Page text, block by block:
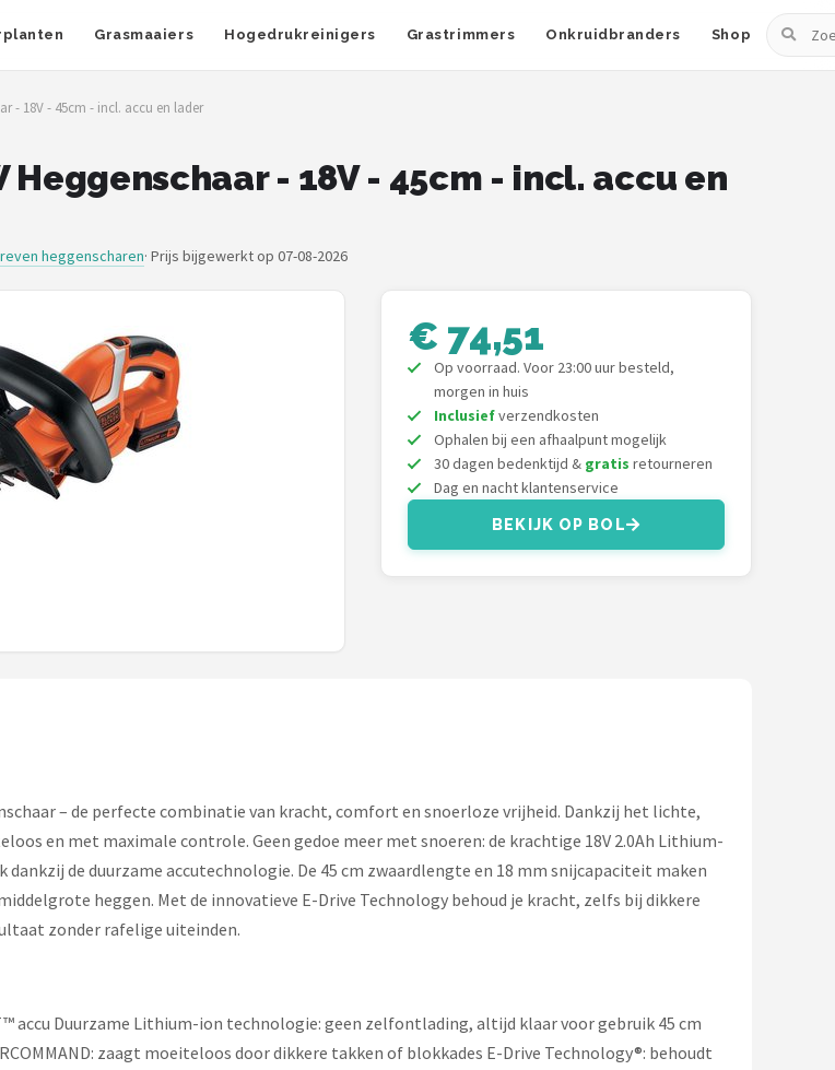
Grasmaaiers Hogedrukreinigers Grastrimmers Onkruidbranders Shop
Zoeken
- 18V - 45cm - incl. accu en lader
Heggenschaar - 18V - 45cm - incl. accu en
heggenscharen· Prijs bijgewerkt op 07-08-2026
€ 74,51
Op voorraad. Voor 23:00 uur besteld,
morgen in huis
Inclusiefverzendkosten
Ophalen bij een afhaalpunt mogelijk
30 dagen bedenktijd & gratis retourneren
Dag en nacht klantenservice
BEKIJK OP BOL
– de perfecte combinatie van kracht, comfort en snoerloze vrijheid. Dankzij het lichte,
en met maximale controle. Geen gedoe meer met snoeren: de krachtige 18V 2.0Ah Lithium-
de duurzame accutechnologie. De 45 cm zwaardlengte en 18 mm snijcapaciteit maken
heggen. Met de innovatieve E-Drive Technology behoud je kracht, zelfs bij dikkere
zonder rafelige uiteinden.
accu Duurzame Lithium-ion technologie: geen zelfontlading, altijd klaar voor gebruik 45 cm
zaagt moeiteloos door dikkere takken of blokkades E-Drive Technology®: behoudt